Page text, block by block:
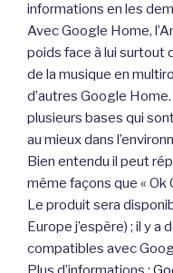
informations en les
Avec Google Home,
poids face à lui surtout
de la musique en
d’autres Google
plusieurs bases qui
au mieux dans
Bien entendu il peut
même façons que « Ok
Le produit sera
Europe j’espère) ; il y
compatibles avec